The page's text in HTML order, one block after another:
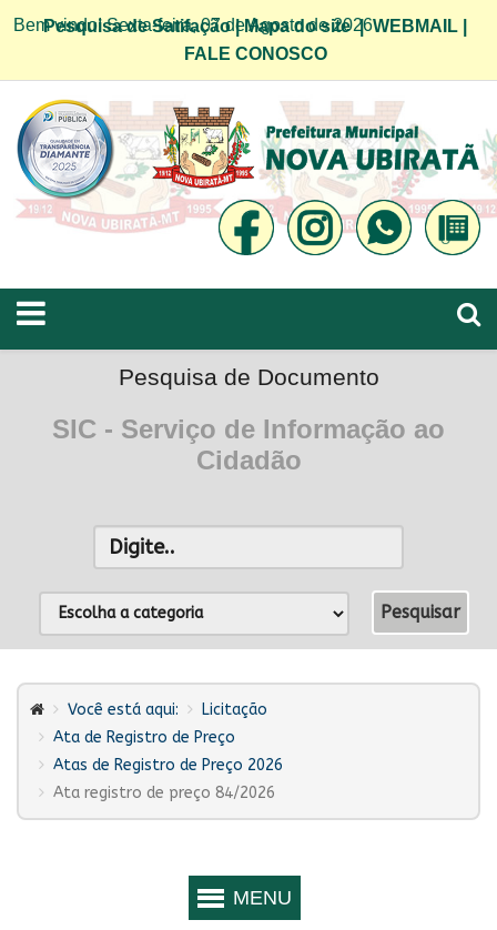
Bem vindo! Sexta-feira, 07 de Agosto de 2026
Pesquisa de Satifação|Mapa do site|WEBMAIL
FALE CONOSCO
Pesquisa de Documento
SIC - Serviço de Informação ao
Cidadão
Você está aqui:
Licitação
Ata de Registro de Preço
Atas de Registro de Preço 2026
Ata registro de preço 84/2026